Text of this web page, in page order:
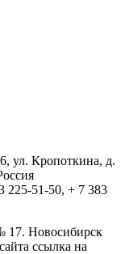
ул. Кропоткина, д.
225-51-50, + 7 383
17. Новосибирск
ссылка на